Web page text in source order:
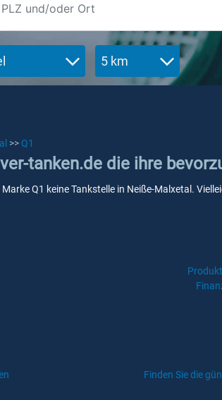
5 km
>> Q1
tanken.de die ihre
Q1 keine Tankstelle in Neiße-Malxetal.
Finden Sie die